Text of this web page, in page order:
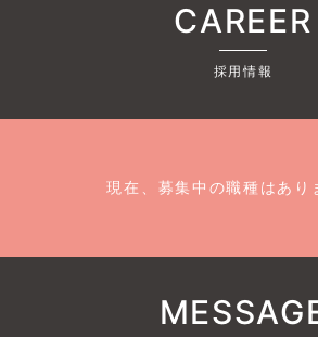
CAREER
採用情報
現在、募集中の職種はあり